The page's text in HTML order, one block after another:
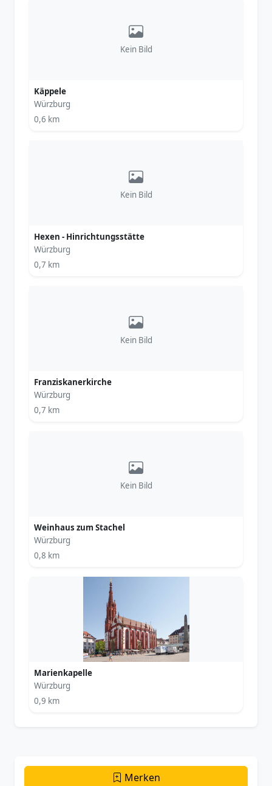
Kein Bild
Käppele
Würzburg
0,6 km
Kein Bild
Hexen - Hinrichtungsstätte
Würzburg
0,7 km
Kein Bild
Franziskanerkirche
Würzburg
0,7 km
Kein Bild
Weinhaus zum Stachel
Würzburg
0,8 km
Marienkapelle
Würzburg
0,9 km
Merken